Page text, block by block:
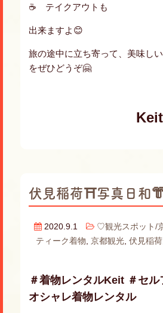
☕️ テイクアウトも
出来ますよ😊
旅の途中に立ち寄って、美味し
をぜひどうぞ🤗
Keit
伏見稲荷⛩写真日和
2020.9.1 ♡観光スポット/
ティーク着物,京都観光,伏見稲荷
＃着物レンタルKeit ＃セ
オシャレ着物レンタル